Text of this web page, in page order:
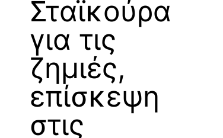
Σταϊκούρα
για τις
ζημιές,
επίσκεψη
στις